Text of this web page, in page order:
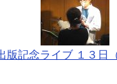
版記念ライブ １３日